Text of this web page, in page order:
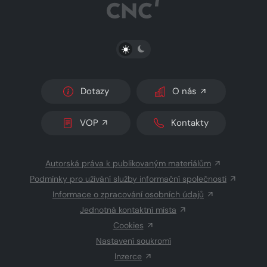
PŘEPNOUT SVĚTLÝ/TMAVÝ REŽIM
Dotazy O nás
VOP Kontakty
Autorská práva k publikovaným materiálům
Podmínky pro užívání služby informační společnosti
Informace o zpracování osobních údajů
Jednotná kontaktní místa
Cookies
Nastavení soukromí
Inzerce